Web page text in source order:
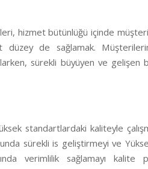
hizmet bütünlüğü içinde
de sağlamak.
sürekli büyüyen ve gelişen
standartlardaki kaliteyle
sürekli is geliştirmeyi ve
verimlilik sağlamayı kalite